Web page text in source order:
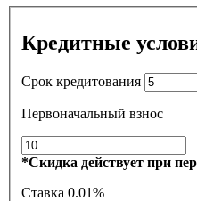
Кредитные
Срок кредитования
Первоначальный взнос
*Скидка действует при
Ставка 0.01%